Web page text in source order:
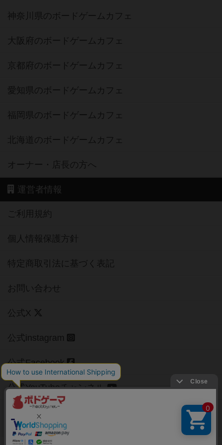
神奈川県のボードゲームカフェ
大阪府のボードゲームカフェ
京都府のボードゲームカフェ
愛知県のボードゲームカフェ
福岡県のボードゲームカフェ
北海道のボードゲームカフェ
オーナー・店長の方へ
運営者情報
ご利用規約
個人情報保護方針
特定商取引法に基づく表記
お問い合わせ
公式X
公式instagram
公式Facebook
公式YouTubeチャンネル